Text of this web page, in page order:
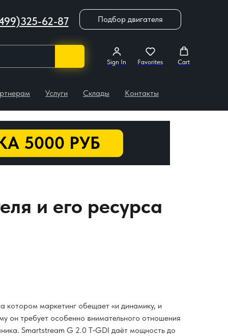
62-87 Подбор двигателя
Sign In Favorites Cart
Услуги Склады Контакты
5000 РУБ
и его ресурса
маркетинг обещает «и динамику, и
он требует особенно внимательного отношения
Smartstream G 2.0 T‑GDI даёт мощность до